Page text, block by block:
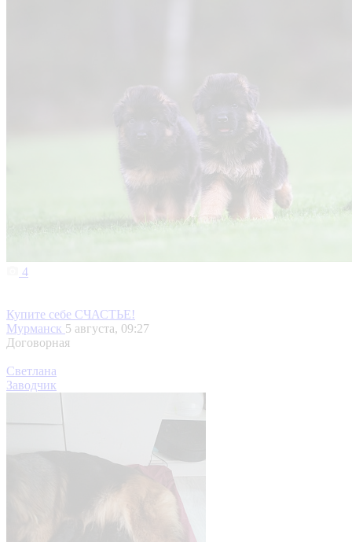
4
Купите себе СЧАСТЬЕ!
Мурманск 5 августа, 09:27
Договорная
Светлана
Заводчик